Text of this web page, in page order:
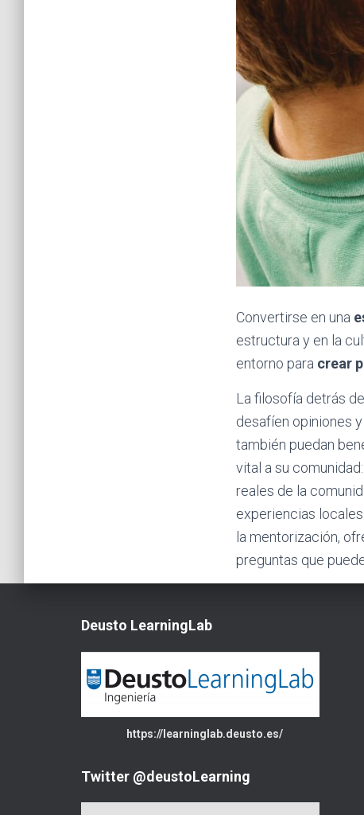
Convertirse en una
estructura y en la
entorno para crear
La filosofía detrás
desafíen opiniones
también puedan
vital a su
reales de la
experiencias
la mentorización,
preguntas que
Deusto LearningLab
https://learninglab.deusto.es/
Twitter @deustoLearning